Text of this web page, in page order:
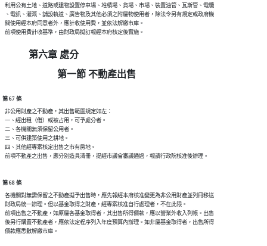
  利用公有土地、道路或建物設置停車場、堆積場、貨場、市場、裝置油管、瓦斯管、電纜
  、電訊、灌溉、舖設軌道、廣告物及其他必須之附屬物使用者，除法令另有規定或政府機
  關使用經本府同意者外，應計收使用費，並依法解繳市庫。
第六章 處分
第一節 不動產出售
第 67 條
  非公用財產之不動產，其出售範圍規定如左：
  一、經出租（借）或被占用，可予處分者。
  二、各機關無須保留公用者。
  三、可供建築使用之耕地。
  四、其他經專案核定出售之市有房地。
第 68 條
  各機關對無需保留之不動產擬予出售時，應先報經本府核准變更為非公用財產並列冊移送
  財政局統一辦理。但以基金取得之財產，經專案核准自行處理者，不在此限。
  前項出售之不動產，如原屬各基金取得者，其出售所得價款，應以營業外收入列帳。出售
  後另行購置不動產者，應依法定程序列入年度預算內辦理。如非屬基金取得者，出售所得